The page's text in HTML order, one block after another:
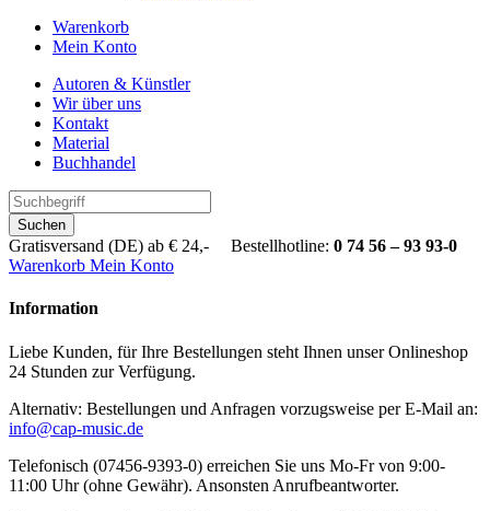
Warenkorb
Mein Konto
Autoren & Künstler
Wir über uns
Kontakt
Material
Buchhandel
Suchen
Gratisversand (DE) ab € 24,- Bestellhotline: 0 74 56 – 93 93-0
Warenkorb Mein Konto
Information
Liebe Kunden, für Ihre Bestellungen steht Ihnen unser Onlineshop
24 Stunden zur Verfügung.
Alternativ: Bestellungen und Anfragen vorzugsweise per E-Mail an:
info@cap-music.de
Telefonisch (07456-9393-0) erreichen Sie uns Mo-Fr von 9:00-
11:00 Uhr (ohne Gewähr). Ansonsten Anrufbeantworter.